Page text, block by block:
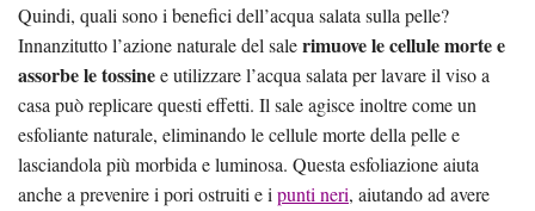
Quindi, quali sono i benefici dell’acqua salata sulla pelle?
Innanzitutto l’azione naturale del salerimuove le cellule morte e
assorbe le tossinee utilizzare l’acqua salata per lavare il viso a
casa può replicare questi effetti. Il sale agisce inoltre come un
esfoliante naturale, eliminando le cellule morte della pelle e
lasciandola più morbida e luminosa. Questa esfoliazione aiuta
anche a prevenire i pori ostruiti e i punti neri, aiutando ad avere